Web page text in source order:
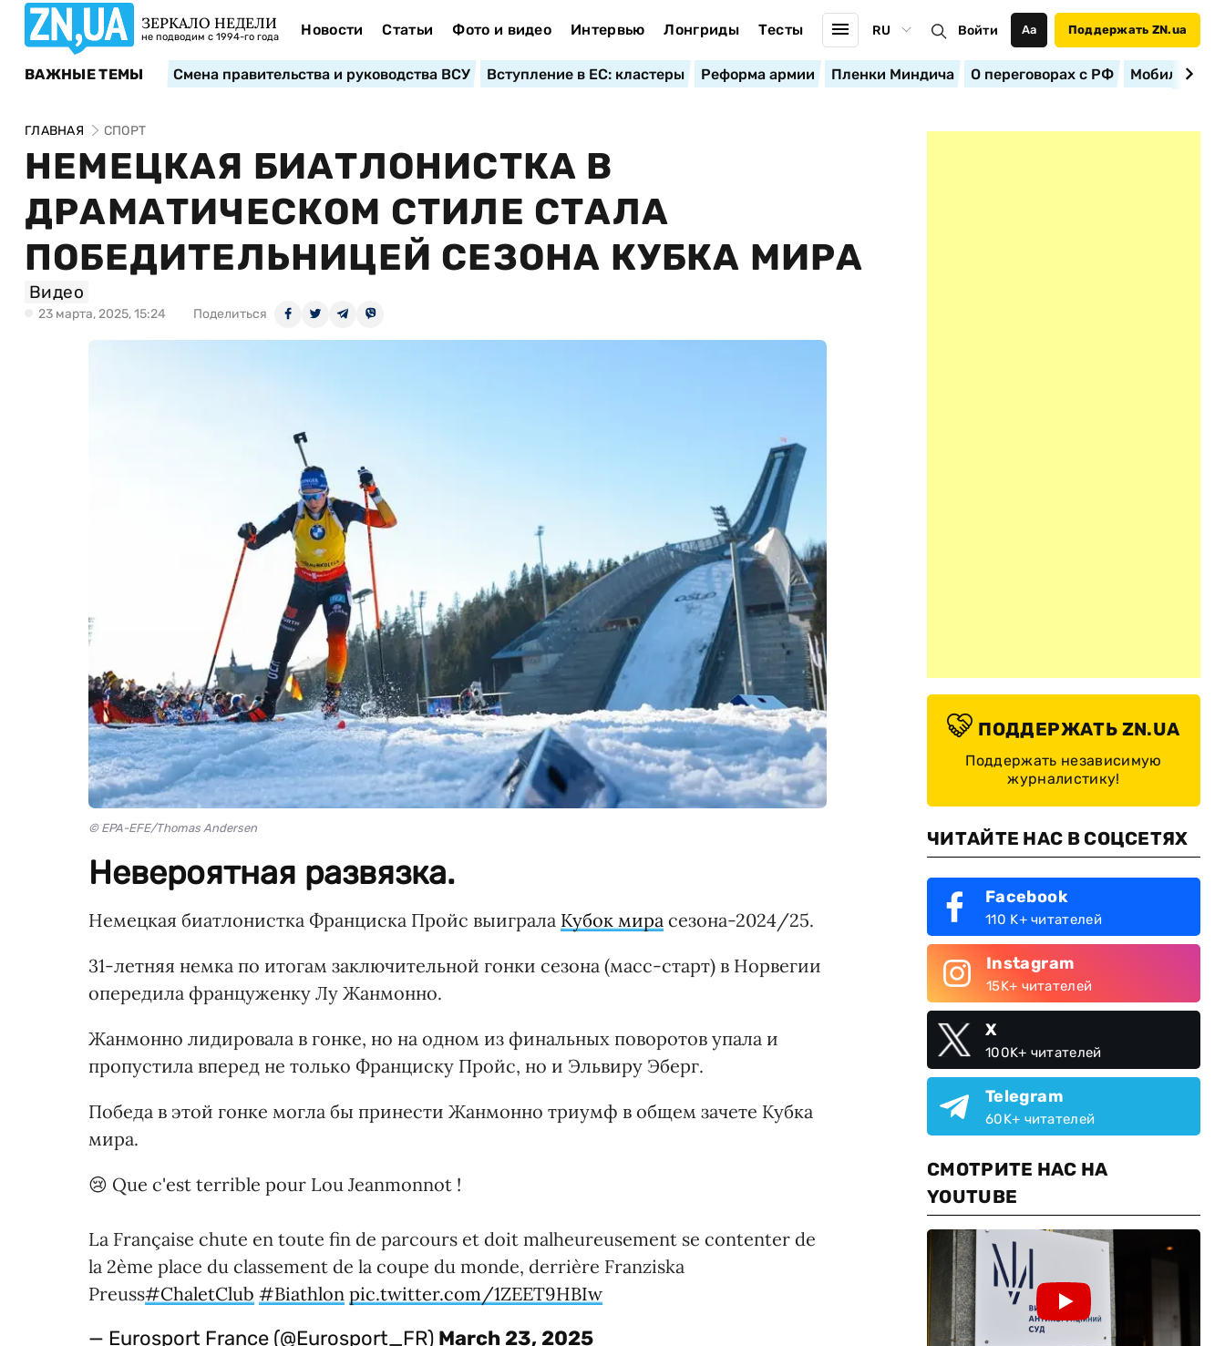
ЗЕРКАЛО НЕДЕЛИ
не подводим с 1994-го года Новости Статьи Фото и видео Интервью Лонгриды Тесты RU Войти Аа Поддержать ZN.ua
ВАЖНЫЕ ТЕМЫ Смена правительства и руководства ВСУ Вступление в ЕС: кластеры Реформа армии Пленки Миндича О переговорах с РФ
ГЛАВНАЯ СПОРТ
НЕМЕЦКАЯ БИАТЛОНИСТКА В
ДРАМАТИЧЕСКОМ СТИЛЕ СТАЛА
ПОБЕДИТЕЛЬНИЦЕЙ СЕЗОНА КУБКА МИРА
Видео
23 марта, 2025, 15:24 Поделиться
© EPA-EFE/Thomas Andersen
Невероятная развязка.
Немецкая биатлонистка Франциска Пройс выиграла Кубок мира сезона-2024/25.
31-летняя немка по итогам заключительной гонки сезона (масс-старт) в Норвегии
опередила француженку Лу Жанмонно.
Жанмонно лидировала в гонке, но на одном из финальных поворотов упала и
пропустила вперед не только Франциску Пройс, но и Эльвиру Эберг.
Победа в этой гонке могла бы принести Жанмонно триумф в общем зачете Кубка
мира.
😢 Que c'est terrible pour Lou Jeanmonnot !
La Française chute en toute fin de parcours et doit malheureusement se contenter de
la 2ème place du classement de la coupe du monde, derrière Franziska
Preuss#ChaletClub #Biathlon pic.twitter.com/1ZEET9HBIw
— Eurosport France (@Eurosport_FR) March 23, 2025
ПОДДЕРЖАТЬ ZN.UA
Поддержать независимую
журналистику!
ЧИТАЙТЕ НАС В СОЦСЕТЯХ
Facebook
110 K+ читателей
Instagram
15K+ читателей
X
100K+ читателей
Telegram
60K+ читателей
СМОТРИТЕ НАС НА
YOUTUBE